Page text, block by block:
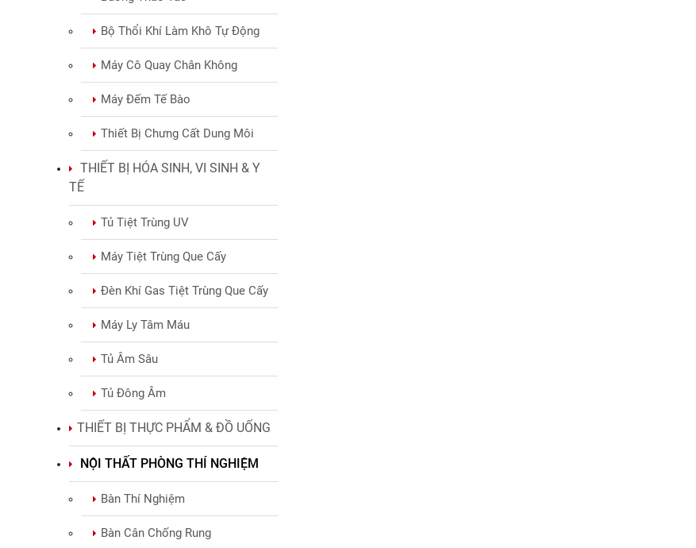
Bộ Thổi Khí Làm Khô Tự Động
Máy Cô Quay Chân Không
Máy Đếm Tế Bào
Thiết Bị Chưng Cất Dung Môi
THIẾT BỊ HÓA SINH, VI SINH & Y
TẾ
Tủ Tiệt Trùng UV
Máy Tiệt Trùng Que Cấy
Đèn Khí Gas Tiệt Trùng Que Cấy
Máy Ly Tâm Máu
Tủ Âm Sâu
Tủ Đông Âm
THIẾT BỊ THỰC PHẨM & ĐỒ UỐNG
NỘI THẤT PHÒNG THÍ NGHIỆM
Bàn Thí Nghiệm
Bàn Cân Chống Rung